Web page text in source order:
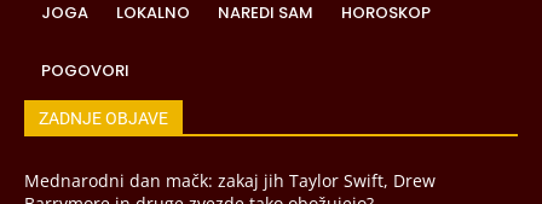
JOGA LOKALNO NAREDI SAM HOROSKOP
POGOVORI
ZADNJE OBJAVE
Mednarodni dan mačk: zakaj jih Taylor Swift, Drew